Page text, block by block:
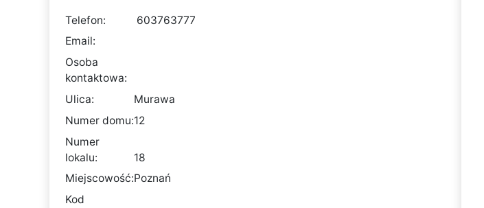
Telefon:
603763777
Email:
Osoba
kontaktowa:
Ulica:
Murawa
Numer domu:12
Numer
lokalu:
18
Miejscowość:Poznań
Kod